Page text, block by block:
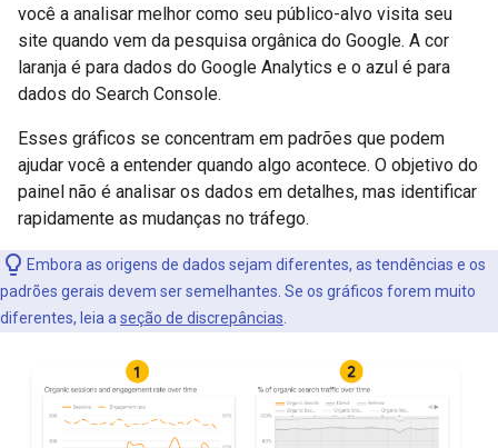
você a analisar melhor como seu público-alvo visita seu
site quando vem da pesquisa orgânica do Google. A cor
laranja é para dados do Google Analytics e o azul é para
dados do Search Console.
Esses gráficos se concentram em padrões que podem
ajudar você a entender quando algo acontece. O objetivo do
painel não é analisar os dados em detalhes, mas identificar
rapidamente as mudanças no tráfego.
Embora as origens de dados sejam diferentes, as tendências e os
padrões gerais devem ser semelhantes. Se os gráficos forem muito
diferentes, leia a seção de discrepâncias